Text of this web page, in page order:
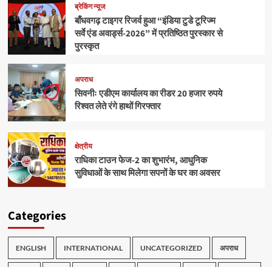
ब्रेकिंग न्यूज
बाँधवगढ़ टाइगर रिजर्व हुआ “इंडिया टुडे टूरिज्म
सर्वे एंड अवार्ड्स-2026” में प्रतिष्ठित पुरस्कार से
पुरस्कृत
अपराध
सिवनीः एडीएम कार्यालय का रीडर 20 हजार रुपये
रिश्वत लेते रंगे हाथों गिरफ्तार
क्षेत्रीय
राधिका टाउन फेज-2 का शुभारंभ, आधुनिक
सुविधाओं के साथ मिलेगा सपनों के घर का अवसर
Categories
ENGLISH INTERNATIONAL UNCATEGORIZED अपराध